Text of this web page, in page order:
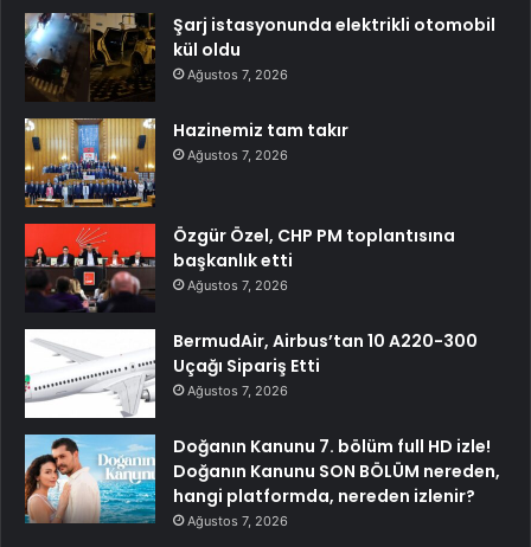
Şarj istasyonunda elektrikli otomobil
kül oldu
Ağustos 7, 2026
Hazinemiz tam takır
Ağustos 7, 2026
Özgür Özel, CHP PM toplantısına
başkanlık etti
Ağustos 7, 2026
BermudAir, Airbus’tan 10 A220-300
Uçağı Sipariş Etti
Ağustos 7, 2026
Doğanın Kanunu 7. bölüm full HD izle!
Doğanın Kanunu SON BÖLÜM nereden,
hangi platformda, nereden izlenir?
Ağustos 7, 2026